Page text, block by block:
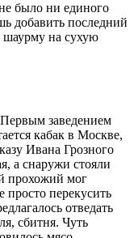
было ни единого
добавить последний
на сухую
заведением
кабак в Москве,
Ивана Грозного
а снаружи стояли
прохожий мог
перекусить
отведать
сбитня. Чуть